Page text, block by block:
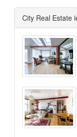
City Real Estate